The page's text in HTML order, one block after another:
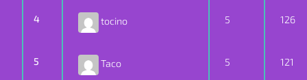
4 tocino 5 126
5 Taco 5 121